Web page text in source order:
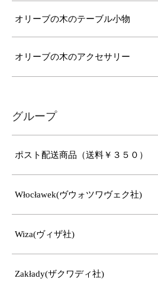
オリーブの木のテーブル小物
オリーブの木のアクセサリー
グループ
ポスト配送商品（送料￥３５０）
Włocławek(ヴウォツワヴェク社)
Wiza(ヴィザ社)
Zakłady(ザクワディ社)